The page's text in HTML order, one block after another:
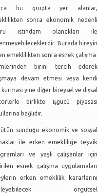
bu grupta yer alanlar,
sonra ekonomik nedenli
istihdam olanakları ile
Burada bireyin
emeklilikten sonra esnek çalışma
birini tercih ederek
devam etmesi veya kendi
kurması yine diğer bireysel ve dışsal
birlikte işgücü piyasası
bağlıdır.
sunduğu ekonomik ve sosyal
ile erken emekliliğe teşvik
ve yaşlı çalışanlar için
esnek çalışma uygulamaları
erken emeklilik kararlarını
örgütsel